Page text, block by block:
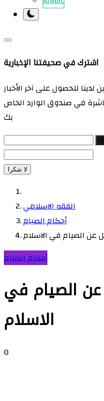
اشترك في صحيفتنا الإخبارية
للحصول على آخر الأخبار
في صندوق الوارد الخاص
بك
لا شكرا
الفقه الاسلامي
أحكام الصيام
عن الصيام في الاسلام
أحكام الصيام
الصيام في
الاسلام
0